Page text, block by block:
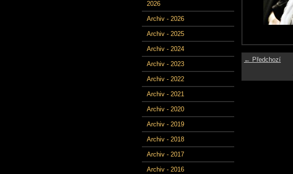
2026
Archiv - 2026
Archiv - 2025
Archiv - 2024
Archiv - 2023
Archiv - 2022
Archiv - 2021
Archiv - 2020
Archiv - 2019
Archiv - 2018
Archiv - 2017
Archiv - 2016
← Předchozí